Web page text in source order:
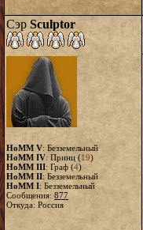
Сэр Sculptor
HoMM V: Безземельный
HoMM IV: Принц (19)
HoMM III: Граф (4)
HoMM II: Безземельный
HoMM I: Безземельный
Сообщения: 877
Откуда: Россия